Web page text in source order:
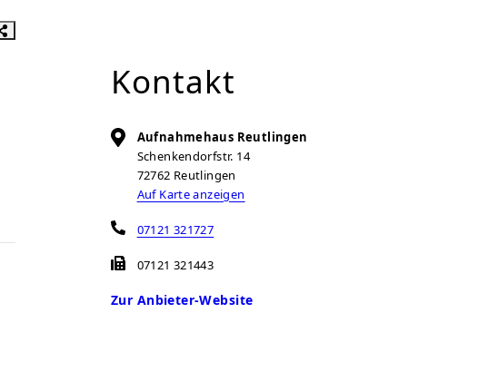
Kontakt
Aufnahmehaus Reutlingen
Schenkendorfstr. 14
72762 Reutlingen
Auf Karte anzeigen
07121 321727
07121 321443
Zur Anbieter-Website